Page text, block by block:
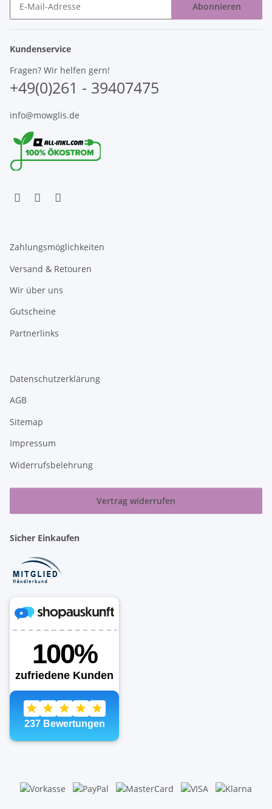
Abonnieren
Kundenservice
Fragen? Wir helfen gern!
+49(0)261 - 39407475
info@mowglis.de
Zahlungsmöglichkeiten
Versand & Retouren
Wir über uns
Gutscheine
Partnerlinks
Datenschutzerklärung
AGB
Sitemap
Impressum
Widerrufsbelehrung
Vertrag widerrufen
Sicher Einkaufen